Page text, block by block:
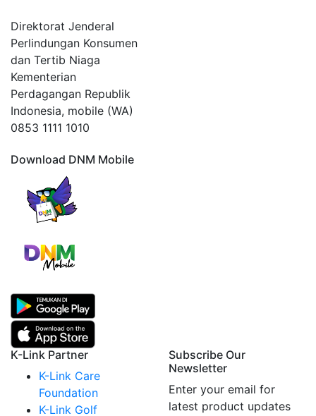
Direktorat Jenderal
Perlindungan Konsumen
dan Tertib Niaga
Kementerian
Perdagangan Republik
Indonesia, mobile (WA)
0853 1111 1010
Download DNM Mobile
K-Link Partner
K-Link Care
Foundation
K-Link Golf
Subscribe Our
Newsletter
Enter your email for
latest product updates